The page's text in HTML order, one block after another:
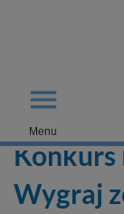
menu
Menu
Konkurs
Wygraj